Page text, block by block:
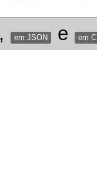
, em JSON e em